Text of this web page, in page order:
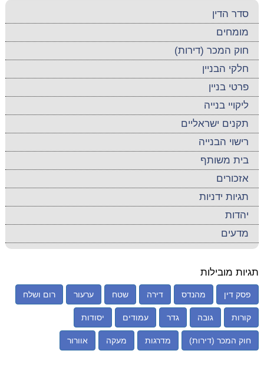
סדר הדין
מומחים
חוק המכר (דירות)
חלקי הבניין
פרטי בניין
ליקויי בנייה
תקנים ישראליים
רישוי הבנייה
בית משותף
אזכורים
תגיות ידניות
יהדות
מדעים
תגיות מובילות
פסק דין מהנדס דירה שטח ערעור רום ושלח
קורות גובה גדר עמודים יסודות
חוק המכר (דירות) מדרגות מעקה אוורור